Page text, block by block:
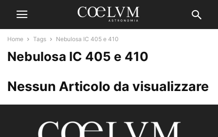
Home Tags Nebulosa IC 405 e 410
Nebulosa IC 405 e 410
Nessun Articolo da visualizzare